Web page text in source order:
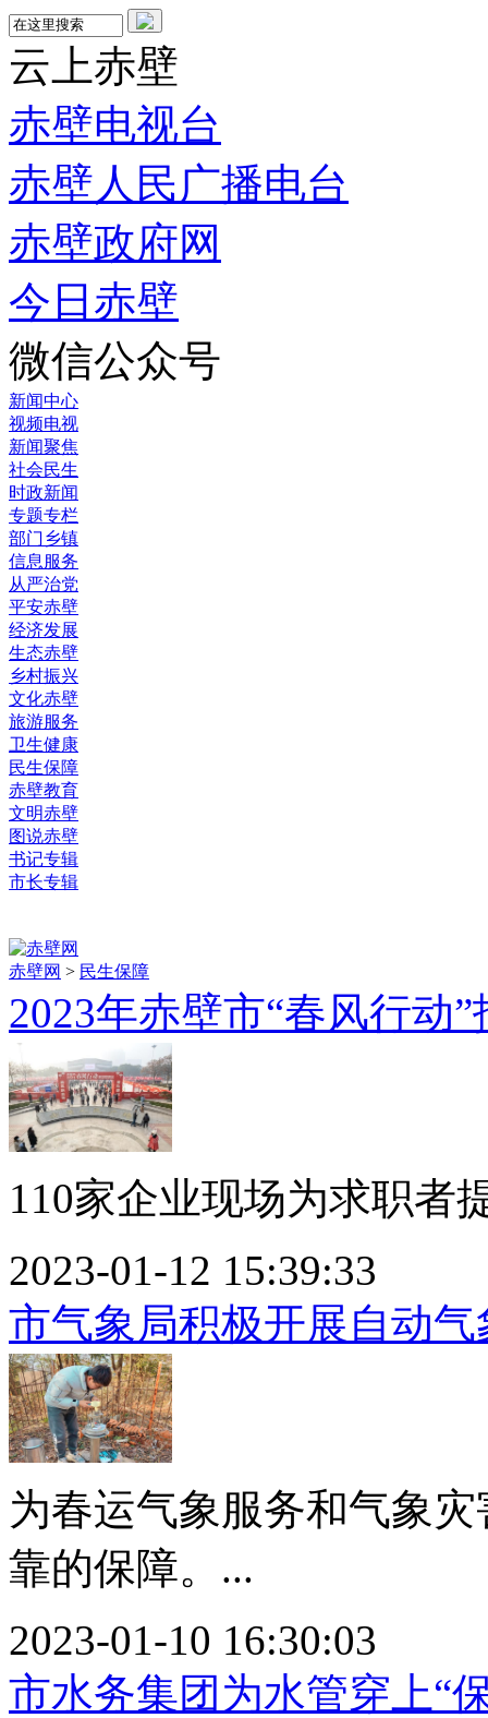
云上赤壁
赤壁电视台
赤壁人民广播电台
赤壁政府网
今日赤壁
微信公众号
新闻中心
视频电视
新闻聚焦
社会民生
时政新闻
专题专栏
部门乡镇
信息服务
从严治党
平安赤壁
经济发展
生态赤壁
乡村振兴
文化赤壁
旅游服务
卫生健康
民生保障
赤壁教育
文明赤壁
图说赤壁
书记专辑
市长专辑
赤壁网 > 民生保障
2023年赤壁市“春风行动
110家企业现场为求职者
2023-01-12 15:39:33
市气象局积极开展自动
为春运气象服务和气象
靠的保障。...
2023-01-10 16:30:03
市水务集团为水管穿上“